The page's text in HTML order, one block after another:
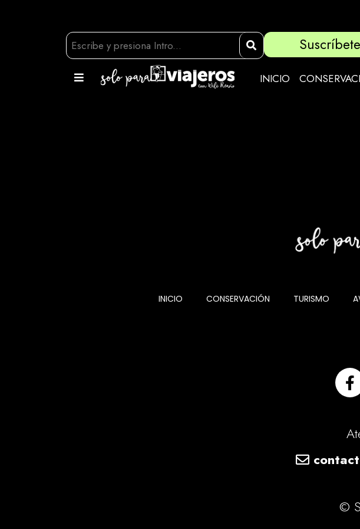
Suscríbete
INICIO
INICIO CONSERVACIÓN TURISMO
©